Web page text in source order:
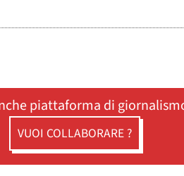
piattaforma di
VUOI COLLABORARE ?